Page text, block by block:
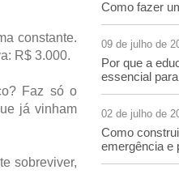
constante.
R$ 3.000.
Faz só o
já vinham
sobreviver,
Como fazer
09 de julho de
Por que a
essencial
02 de julho de
Como
emergência e